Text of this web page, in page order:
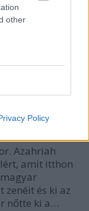
other
Policy
Azahriah-
és
Azahriah
amit itthon
zenéit és ki az
nőtte ki a…